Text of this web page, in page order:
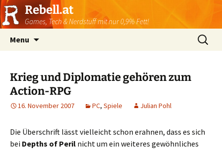
Rebell.at
Games, Tech & Nerdstuff mit nur 0,9% Fett!
Menu
Suchen
nach:
Krieg und Diplomatie gehören zum
Action-RPG
16. November 2007 PC, Spiele Julian Pohl
Die Überschrift lässt vielleicht schon erahnen, dass es sich
bei Depths of Peril nicht um ein weiteres gewöhnliches